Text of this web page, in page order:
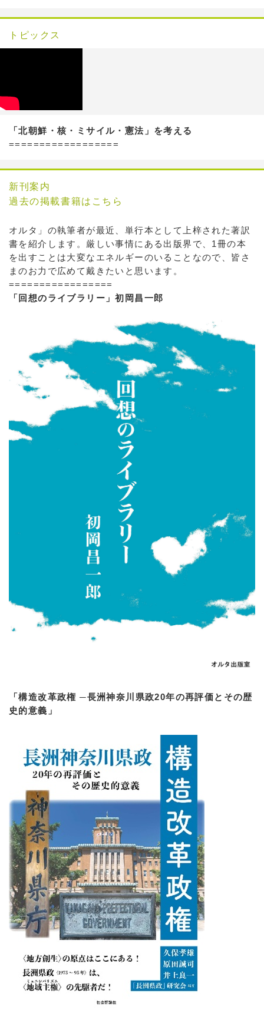
トピックス
「北朝鮮・核・ミサイル・憲法」を考える
==================
新刊案内
過去の掲載書籍はこちら
オルタ」の執筆者が最近、単行本として上梓された著訳
書を紹介します。厳しい事情にある出版界で、1冊の本
を出すことは大変なエネルギーのいることなので、皆さ
まのお力で広めて戴きたいと思います。
=================
「回想のライブラリー」初岡昌一郎
「構造改革政権 ─長洲神奈川県政20年の再評価とその歴
史的意義」